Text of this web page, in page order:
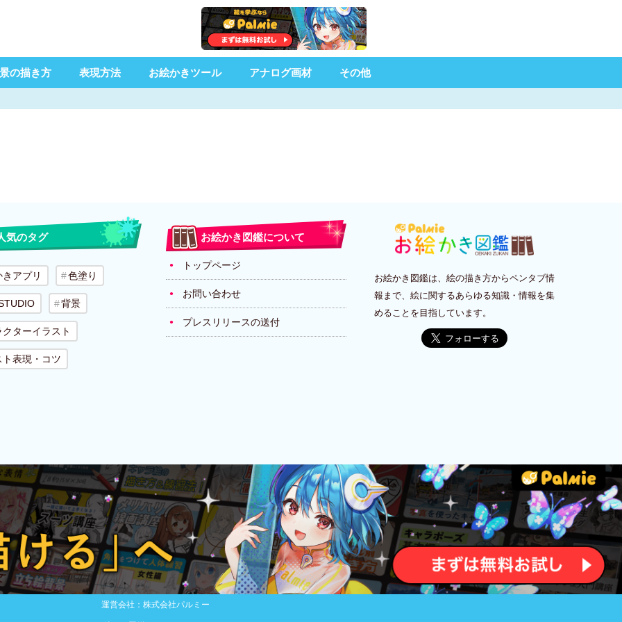
の描き方 表現方法 お絵かきツール アナログ画材 その他
気のタグ
アプリ 色塗り
背景
ターイラスト
ト表現・コツ
お絵かき図鑑について
トップページ
お問い合わせ
プレスリリースの送付
お絵かき図鑑は、絵の描き方からペンタブ情
報まで、絵に関するあらゆる知識・情報を集
めることを目指しています。
運営会社：株式会社パルミー